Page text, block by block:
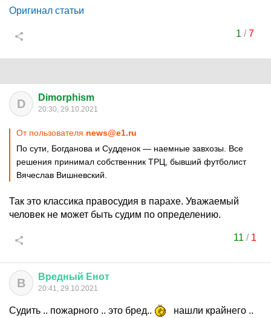
Оригинал статьи
1 /7
D Dimorphism
20:30, 29.10.2021
От пользователя news@e1.ru
По сути, Богданова и Судденок — наемные завхозы. Все
решения принимал собственник ТРЦ, бывший футболист
Вячеслав Вишневский.
Так это классика правосудия в парахе. Уважаемый
человек не может быть судим по определению.
11 / 1
В Вредный Енот
20:41, 29.10.2021
Судить .. пожарного .. это бред..
нашли крайнего ..